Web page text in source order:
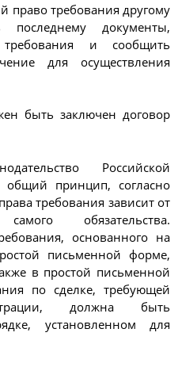
право требования другому
документы,
и сообщить
для осуществления
быть заключен договор
Российской
общий принцип, согласно
требования зависит от
обязательства.
основанного на
письменной форме,
в простой письменной
по сделке, требующей
должна быть
установленном для